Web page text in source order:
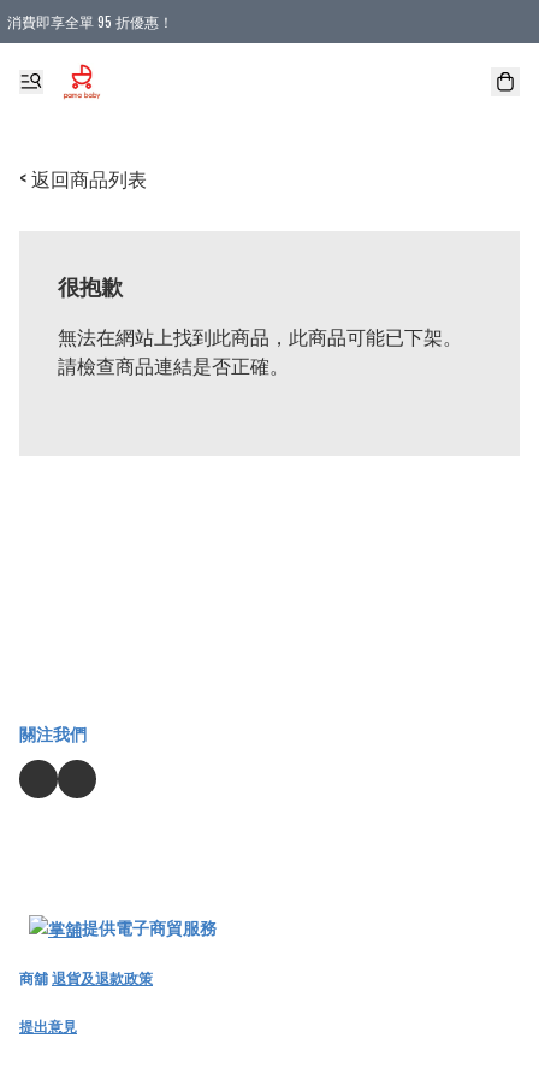
消費即享全單 95 折優惠！
購物滿 HKD 900.00即享免運費優惠！（適用於 本地送貨、本地取貨 )
< 返回商品列表
很抱歉
無法在網站上找到此商品，此商品可能已下架。
請檢查商品連結是否正確。
關注我們
提供電子商貿服務
商舖退貨及退款政策
提出意見